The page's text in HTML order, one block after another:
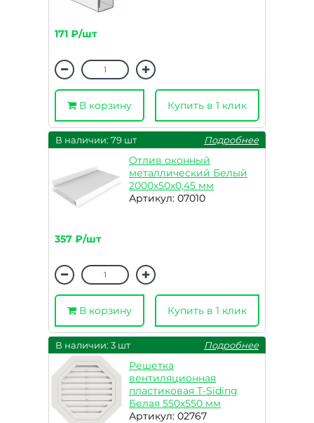
171 ₽/шт
В корзину Купить в 1 клик
В наличии: 79 шт Подробнее
Отлив оконный
металлический Белый
2000х50х0,45 мм
Артикул: 07010
357 ₽/шт
В корзину Купить в 1 клик
В наличии: 3 шт Подробнее
Решетка
вентиляционная
пластиковая T-Siding
Белая 550х550 мм
Артикул: 02767